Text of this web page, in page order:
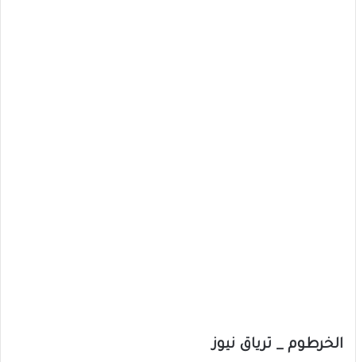
الخرطوم _ ترياق نيوز